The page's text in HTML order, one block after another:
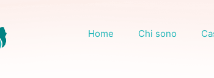
Home Chi sono